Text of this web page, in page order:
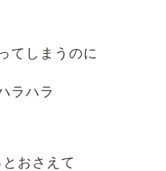
てしまうのに
ラハラ
とおさえて